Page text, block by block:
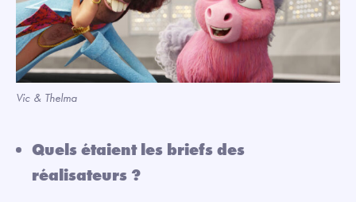
Vic & Thelma
Quels étaient les briefs des
réalisateurs ?